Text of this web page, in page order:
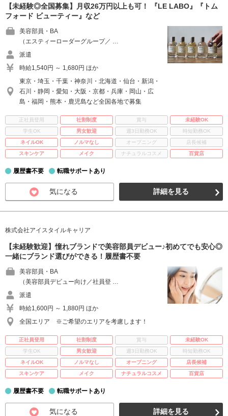
【未経験◎全国募集】月収26万円以上も可！ 『LE LABO』『トム
フォード ビューティー』など
美容部員・BA
（エスティーローダーグループ／ …
派遣
時給1,540円 ～ 1,680円 ほか
東京・埼玉・千葉・神奈川・北海道・仙台・新潟・
石川・静岡・愛知・大阪・京都・兵庫・岡山・広
島・福岡・熊本・鹿児島など全国各地で募集
正社員登用 社割制度 賞与
未経験OK
学生OK
男女歓迎 週3日勤務OK
時短勤務OK
ネイルOK
ノルマなし オープニング
店長候補
スキンケア
メイク ナチュラルコスメ 百貨店
履歴書不要 転職サポートあり
気になる 詳細を見る
株式会社アイスタイルキャリア
【未経験歓迎】憧れブランドで美容部員デビュー♪初めてでも安心◎
一緒にブランド選びができる！履歴書不要
美容部員・BA
（美容部員デビュー向け／社員登 …
派遣
時給1,600円 ～ 1,880円 ほか
全国エリア ※ご希望のエリアを考慮します！
正社員登用 社割制度 賞与
未経験OK
学生OK
男女歓迎 週3日勤務OK
時短勤務OK
ネイルOK
ノルマなし オープニング
店長候補
スキンケア
メイク ナチュラルコスメ 百貨店
履歴書不要 転職サポートあり
気になる 詳細を見る